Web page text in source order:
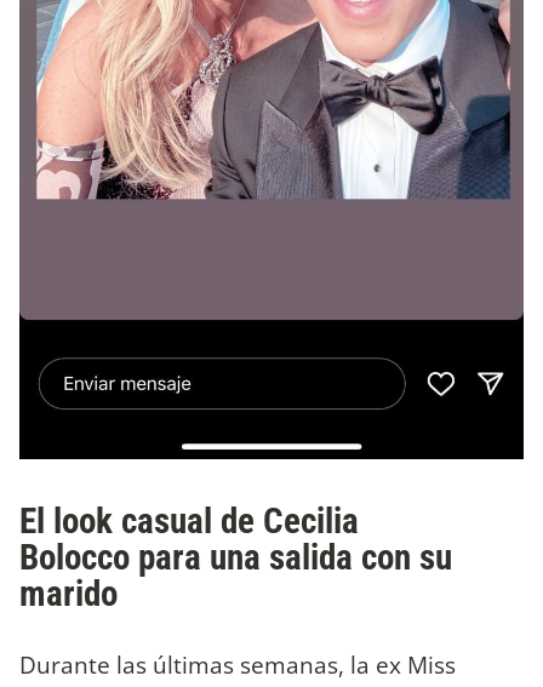
El look casual de Cecilia
Bolocco para una salida con su
marido
Durante las últimas semanas, la ex Miss